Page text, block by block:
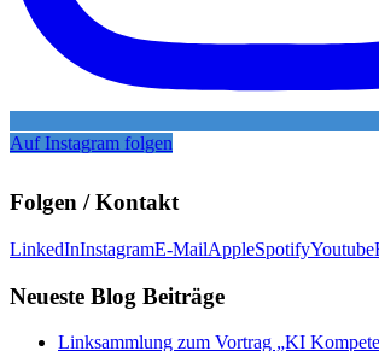
Auf Instagram folgen
Folgen / Kontakt
LinkedInInstagramE-MailAppleSpotifyYoutube
Neueste Blog Beiträge
Linksammlung zum Vortrag „KI